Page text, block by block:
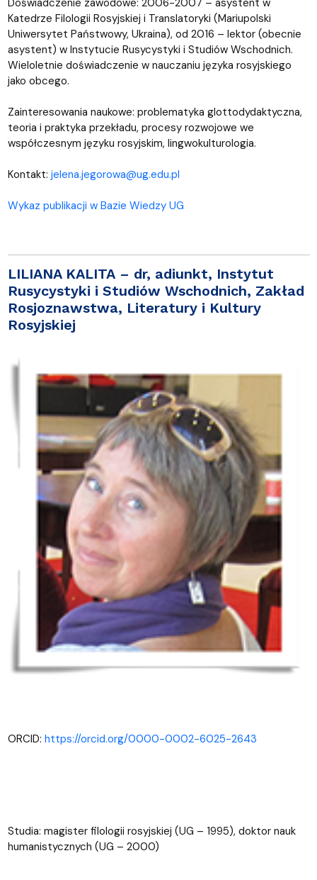
Katedrze Filologii Rosyjskiej i Translatoryki (Mariupolski
Uniwersytet Państwowy, Ukraina), od 2016 – lektor (obecnie
asystent) w Instytucie Rusycystyki i Studiów Wschodnich.
Wieloletnie doświadczenie w nauczaniu języka rosyjskiego
jako obcego.
Zainteresowania naukowe: problematyka glottodydaktyczna,
teoria i praktyka przekładu, procesy rozwojowe we
współczesnym języku rosyjskim, lingwokulturologia.
Kontakt: jelena.jegorowa@ug.edu.pl
Wykaz publikacji w Bazie Wiedzy UG
LILIANA KALITA– dr, adiunkt, Instytut
Rusycystyki i Studiów Wschodnich, Zakład
Rosjoznawstwa, Literatury i Kultury
Rosyjskiej
ORCID: https://orcid.org/0000-0002-6025-2643
Studia: magister filologii rosyjskiej (UG – 1995), doktor nauk
humanistycznych (UG – 2000)